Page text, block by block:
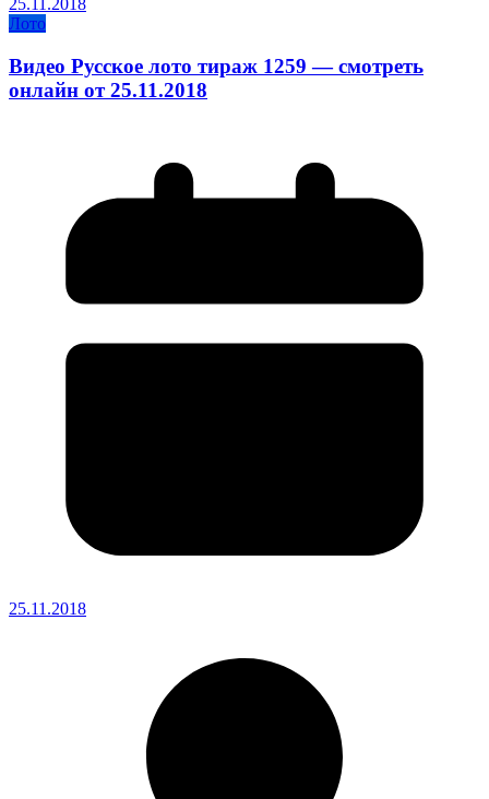
Лото
Видео Русское лото тираж 1259 — смотреть
онлайн от 25.11.2018
25.11.2018